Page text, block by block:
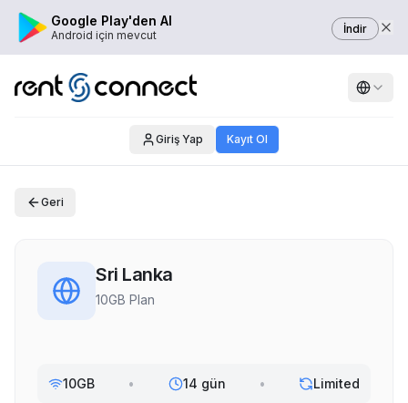
Google Play'den Al
Android için mevcut İndir
Giriş Yap Kayıt Ol
Geri
Sri Lanka
10GB Plan
10GB • 14 gün • Limited